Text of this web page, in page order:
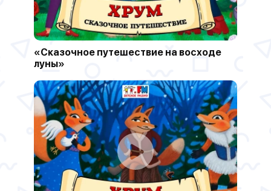
«Сказочное путешествие на восходе
луны»